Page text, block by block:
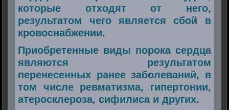
которые отходят от него,
результатом чего является сбой в
кровоснабжении.
Приобретенные виды порока сердца
являются результатом
перенесенных ранее заболеваний, в
том числе ревматизма, гипертонии,
атеросклероза, сифилиса и других.